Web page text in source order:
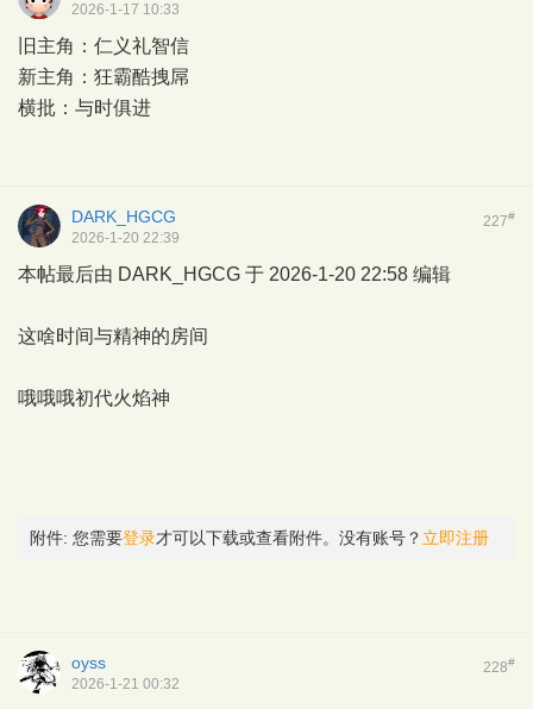
2026-1-17 10:33
旧主角：仁义礼智信
新主角：狂霸酷拽屌
横批：与时俱进
227#
DARK_HGCG
2026-1-20 22:39
本帖最后由 DARK_HGCG 于 2026-1-20 22:58 编辑
这啥时间与精神的房间
哦哦哦初代火焰神
附件: 您需要登录才可以下载或查看附件。没有账号？ 立即注册
228#
oyss
2026-1-21 00:32